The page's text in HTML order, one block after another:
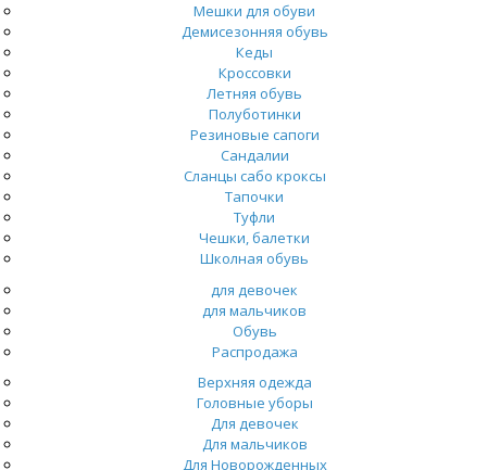
Мешки для обуви
Демисезонняя обувь
Кеды
Кроссовки
Летняя обувь
Полуботинки
Резиновые сапоги
Сандалии
Сланцы сабо кроксы
Тапочки
Туфли
Чешки, балетки
Школная обувь
для девочек
для мальчиков
Обувь
Распродажа
Верхняя одежда
Головные уборы
Для девочек
Для мальчиков
Для Новорожденных